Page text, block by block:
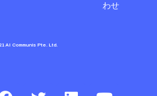
わせ
AI Communis Pte. Ltd.